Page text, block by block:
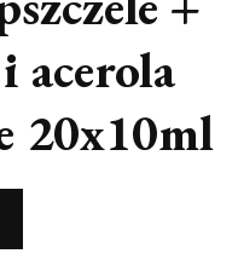
acerola
20x10ml